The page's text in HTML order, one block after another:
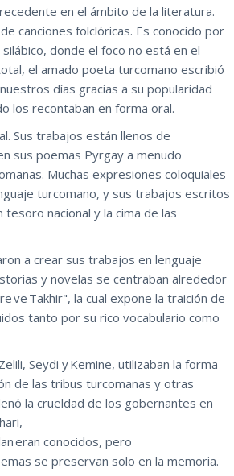
en el ámbito de la literatura.
canciones folclóricas. Es conocido por
donde el foco no está en el
el amado poeta turcomano escribió
días gracias a su popularidad
los recontaban en forma oral.
Sus trabajos están llenos de
sus poemas Pyrgay a menudo
Muchas expresiones coloquiales
turcomano, y sus trabajos escritos
tesoro nacional y la cima de las
a crear sus trabajos en lenguaje
y novelas se centraban alrededor
ve Takhir", la cual expone la traición de
tanto por su rico vocabulario como
Seydi y Kemine, utilizaban la forma
de las tribus turcomanas y otras
la crueldad de los gobernantes en
eran conocidos, pero
se preservan solo en la memoria.